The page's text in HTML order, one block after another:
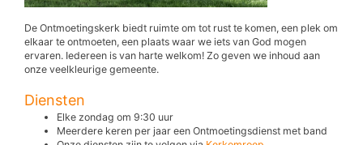
De Ontmoetingskerk biedt ruimte om tot rust te komen, een plek om
elkaar te ontmoeten, een plaats waar we iets van God mogen
ervaren. Iedereen is van harte welkom! Zo geven we inhoud aan
onze veelkleurige gemeente.
Diensten
Elke zondag om 9:30 uur
Meerdere keren per jaar een Ontmoetingsdienst met band